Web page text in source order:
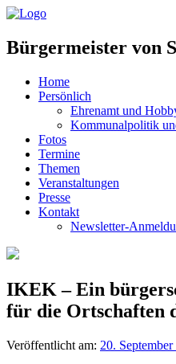
Bürgermeister von
Home
Persönlich
Ehrenamt und
Kommunalpolitik
Fotos
Termine
Themen
Veranstaltungen
Presse
Kontakt
Newsletter-
IKEK – Ein
für die Ortschaften
Veröffentlicht am: 20.